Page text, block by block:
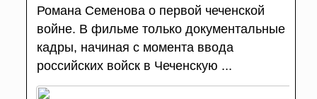
Романа Семенова о первой чеченской
войне. В фильме только документальные
кадры, начиная с момента ввода
российских войск в Чеченскую ...